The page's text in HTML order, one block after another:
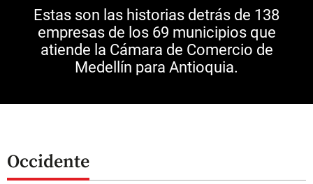
Estas son las historias detrás de 138
empresas de los 69 municipios que
atiende la Cámara de Comercio de
Medellín para Antioquia.
Occidente